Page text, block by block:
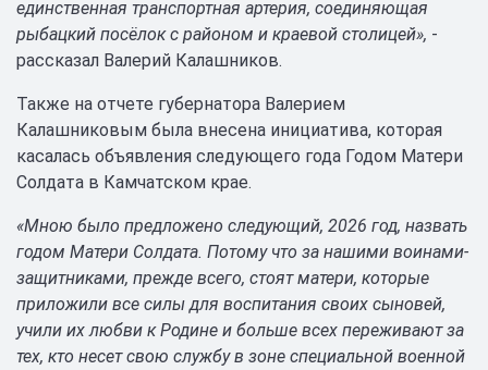
единственная транспортная артерия, соединяющая
рыбацкий посёлок с районом и краевой столицей», -
рассказал Валерий Калашников.
Также на отчете губернатора Валерием
Калашниковым была внесена инициатива, которая
касалась объявления следующего года Годом Матери
Солдата в Камчатском крае.
«Мною было предложено следующий, 2026 год, назвать
годом Матери Солдата. Потому что за нашими воинами-
защитниками, прежде всего, стоят матери, которые
приложили все силы для воспитания своих сыновей,
учили их любви к Родине и больше всех переживают за
тех, кто несет свою службу в зоне специальной военной